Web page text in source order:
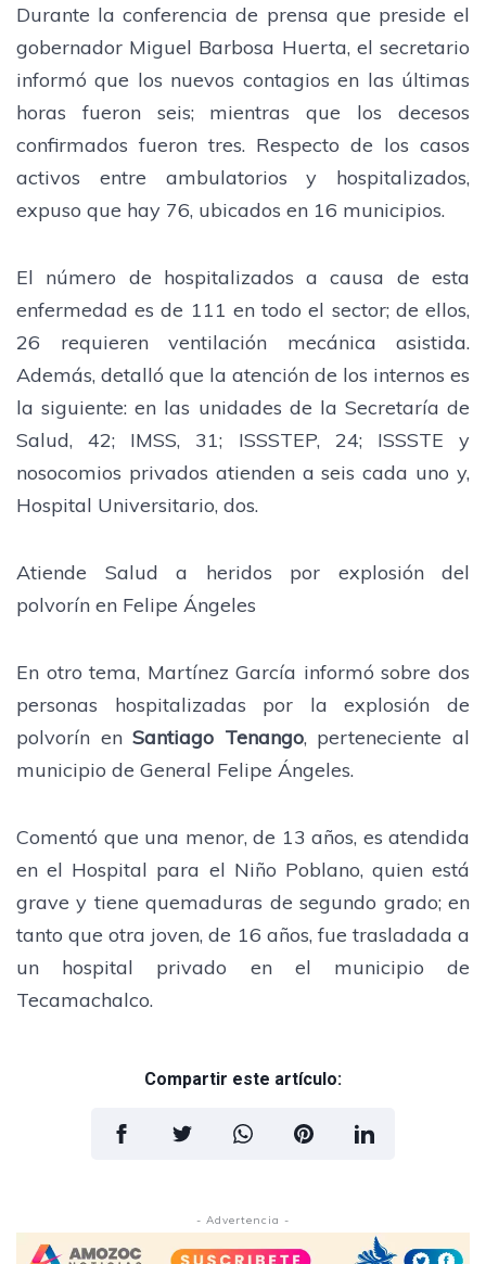
Durante la conferencia de prensa que preside el
gobernador Miguel Barbosa Huerta, el secretario
informó que los nuevos contagios en las últimas
horas fueron seis; mientras que los decesos
confirmados fueron tres. Respecto de los casos
activos entre ambulatorios y hospitalizados,
expuso que hay 76, ubicados en 16 municipios.
El número de hospitalizados a causa de esta
enfermedad es de 111 en todo el sector; de ellos,
26 requieren ventilación mecánica asistida.
Además, detalló que la atención de los internos es
la siguiente: en las unidades de la Secretaría de
Salud, 42; IMSS, 31; ISSSTEP, 24; ISSSTE y
nosocomios privados atienden a seis cada uno y,
Hospital Universitario, dos.
Atiende Salud a heridos por explosión del
polvorín en Felipe Ángeles
En otro tema, Martínez García informó sobre dos
personas hospitalizadas por la explosión de
polvorín enSantiago Tenango, perteneciente al
municipio de General Felipe Ángeles.
Comentó que una menor, de 13 años, es atendida
en el Hospital para el Niño Poblano, quien está
grave y tiene quemaduras de segundo grado; en
tanto que otra joven, de 16 años, fue trasladada a
un hospital privado en el municipio de
Tecamachalco.
Compartir este artículo:
- Advertencia -